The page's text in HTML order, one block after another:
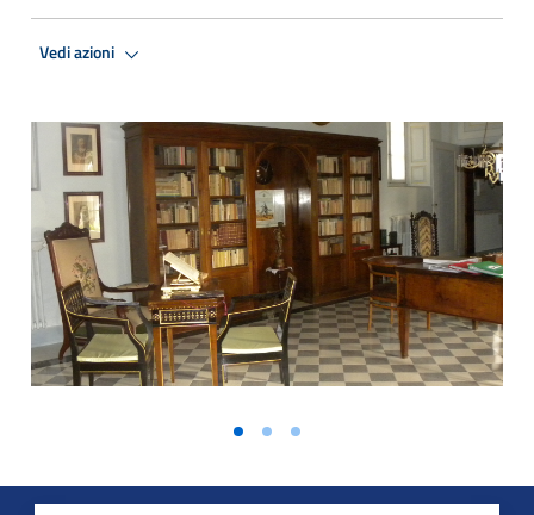
Vedi azioni